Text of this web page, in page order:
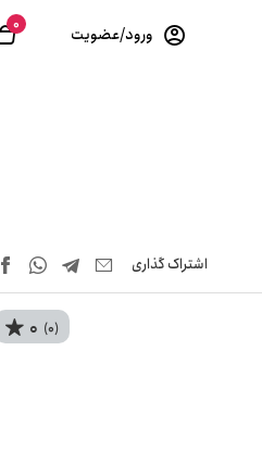
0 ورود/عضویت
اشتراک‌ گذاری
0 (0)